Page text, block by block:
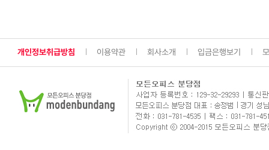
개인정보취급방침 이용약관 회사소개 입금은행보기